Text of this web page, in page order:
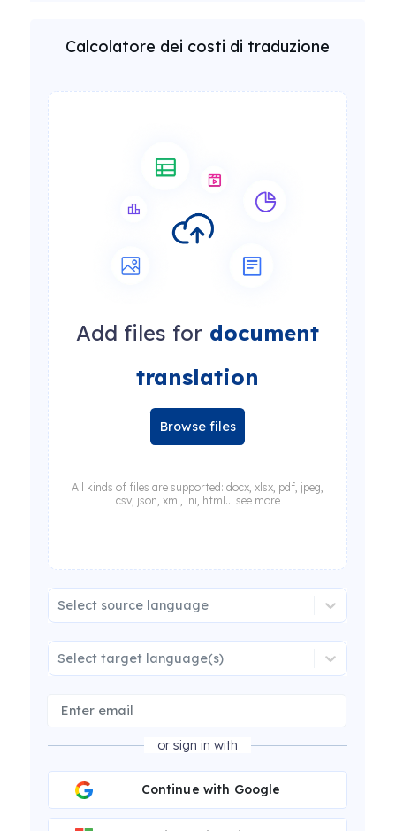
Calcolatore dei costi di traduzione
Add files for document
translation
Browse files
All kinds of files are supported: docx, xlsx, pdf, jpeg,
csv, json, xml, ini, html... see more
Select source language
Select target language(s)
or sign in with
Continue with Google